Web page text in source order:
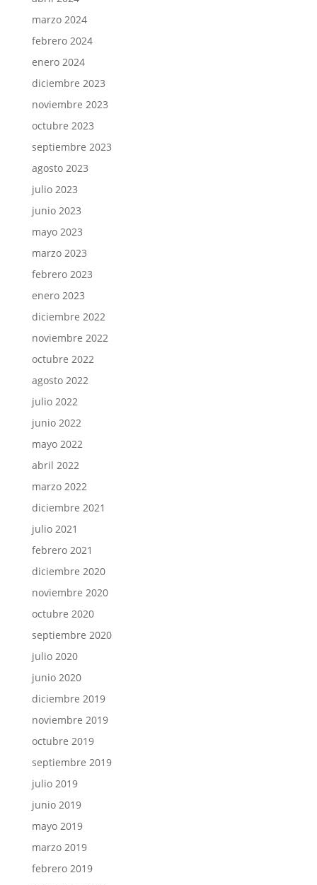
marzo 2024
febrero 2024
enero 2024
diciembre 2023
noviembre 2023
octubre 2023
septiembre 2023
agosto 2023
julio 2023
junio 2023
mayo 2023
marzo 2023
febrero 2023
enero 2023
diciembre 2022
noviembre 2022
octubre 2022
agosto 2022
julio 2022
junio 2022
mayo 2022
abril 2022
marzo 2022
diciembre 2021
julio 2021
febrero 2021
diciembre 2020
noviembre 2020
octubre 2020
septiembre 2020
julio 2020
junio 2020
diciembre 2019
noviembre 2019
octubre 2019
septiembre 2019
julio 2019
junio 2019
mayo 2019
marzo 2019
febrero 2019